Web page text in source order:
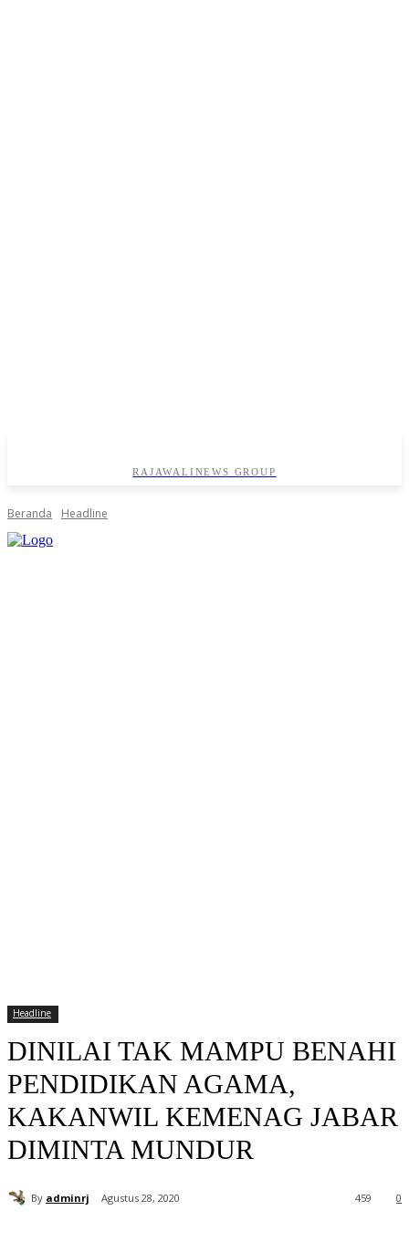
RAJAWALINEWS GROUP
Beranda Headline
Headline
DINILAI TAK MAMPU BENAHI
PENDIDIKAN AGAMA,
KAKANWIL KEMENAG JABAR
DIMINTA MUNDUR
By adminrj Agustus 28, 2020 0
459